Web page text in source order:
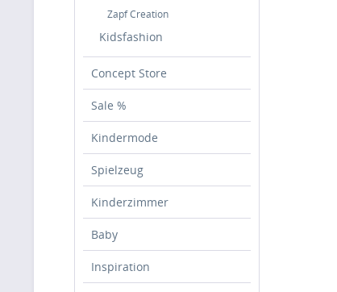
Zapf Creation
Kidsfashion
Concept Store
Sale %
Kindermode
Spielzeug
Kinderzimmer
Baby
Inspiration